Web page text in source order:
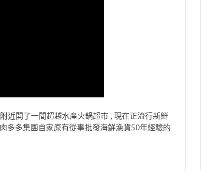
近開了一間超越水產火鍋超市 , 現在正流行新鮮
多多集團自家原有從事批發海鮮漁貨50年經驗的